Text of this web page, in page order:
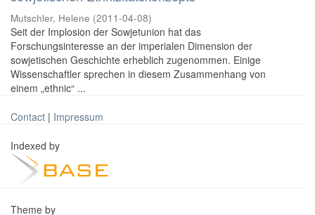
Mutschler, Helene (2011-04-08)
Seit der Implosion der Sowjetunion hat das
Forschungsinteresse an der imperialen Dimension der
sowjetischen Geschichte erheblich zugenommen. Einige
Wissenschaftler sprechen in diesem Zusammenhang von
einem „ethnic“ ...
Contact | Impressum
Indexed by
Theme by